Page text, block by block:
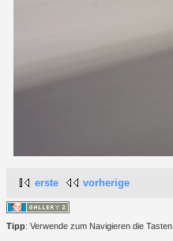
erste vorherige
Tipp: Verwende zum Navigieren die Tasten